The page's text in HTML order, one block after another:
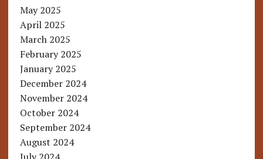
May 2025
April 2025
March 2025
February 2025
January 2025
December 2024
November 2024
October 2024
September 2024
August 2024